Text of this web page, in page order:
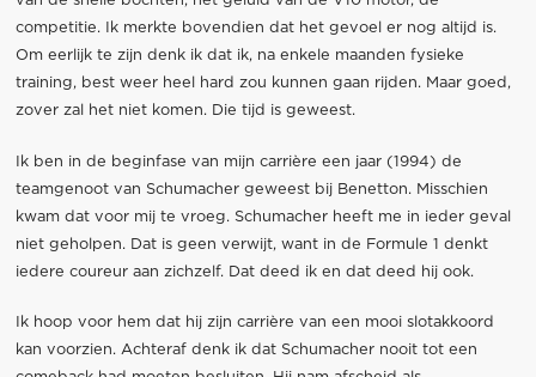
competitie. Ik merkte bovendien dat het gevoel er nog altijd is.
Om eerlijk te zijn denk ik dat ik, na enkele maanden fysieke
training, best weer heel hard zou kunnen gaan rijden. Maar goed,
zover zal het niet komen. Die tijd is geweest.
Ik ben in de beginfase van mijn carrière een jaar (1994) de
teamgenoot van Schumacher geweest bij Benetton. Misschien
kwam dat voor mij te vroeg. Schumacher heeft me in ieder geval
niet geholpen. Dat is geen verwijt, want in de Formule 1 denkt
iedere coureur aan zichzelf. Dat deed ik en dat deed hij ook.
Ik hoop voor hem dat hij zijn carrière van een mooi slotakkoord
kan voorzien. Achteraf denk ik dat Schumacher nooit tot een